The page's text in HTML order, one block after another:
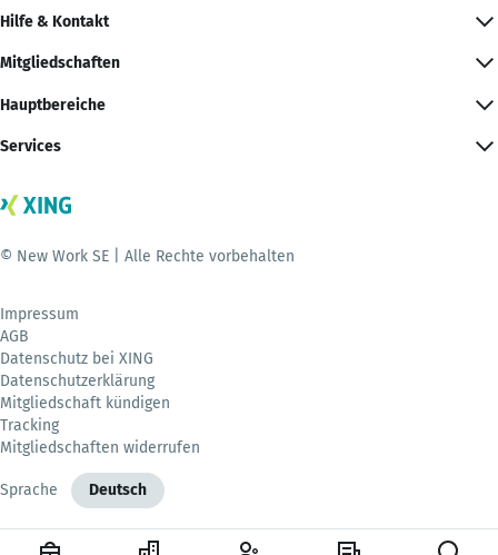
Hilfe & Kontakt
Mitgliedschaften
Hauptbereiche
Services
© New Work SE | Alle Rechte vorbehalten
Impressum
AGB
Datenschutz bei XING
Datenschutzerklärung
Mitgliedschaft kündigen
Tracking
Mitgliedschaften widerrufen
Sprache Deutsch